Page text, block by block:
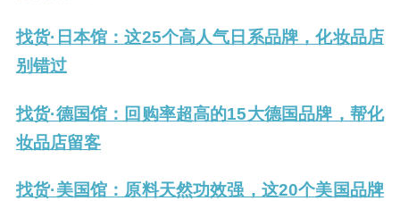
找货·日本馆：这25个高人气日系品牌，化妆品店
别错过
找货·德国馆：回购率超高的15大德国品牌，帮化
妆品店留客
找货·美国馆：原料天然功效强，这20个美国品牌